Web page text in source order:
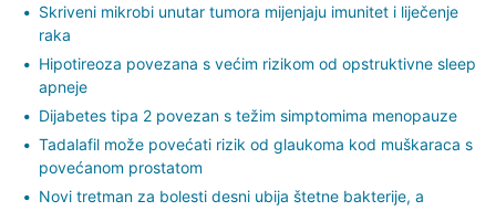
Skriveni mikrobi unutar tumora mijenjaju imunitet i liječenje
raka
Hipotireoza povezana s većim rizikom od opstruktivne sleep
apneje
Dijabetes tipa 2 povezan s težim simptomima menopauze
Tadalafil može povećati rizik od glaukoma kod muškaraca s
povećanom prostatom
Novi tretman za bolesti desni ubija štetne bakterije, a